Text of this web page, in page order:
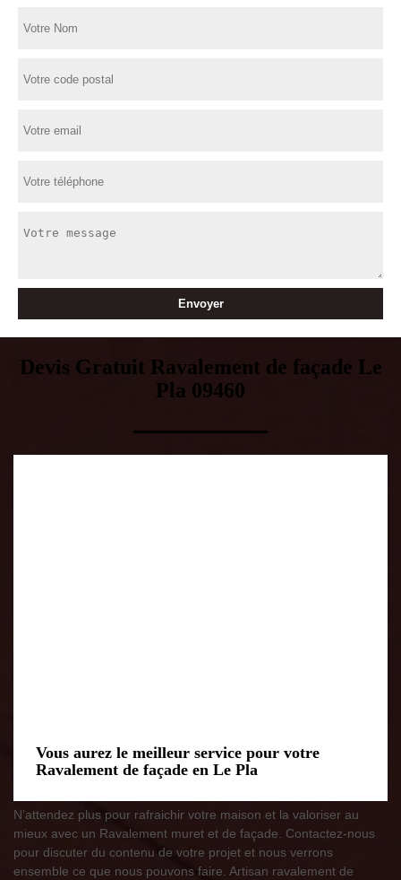
Devis Gratuit Ravalement de façade Le
Pla 09460
Vous aurez le meilleur service pour votre
Ravalement de façade en Le Pla
N’attendez plus pour rafraichir votre maison et la valoriser au
mieux avec un Ravalement muret et de façade. Contactez-nous
pour discuter du contenu de votre projet et nous verrons
ensemble ce que nous pouvons faire. Artisan ravalement de